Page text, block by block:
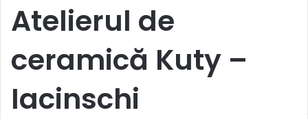
Atelierul de
ceramică Kuty –
Iacinschi